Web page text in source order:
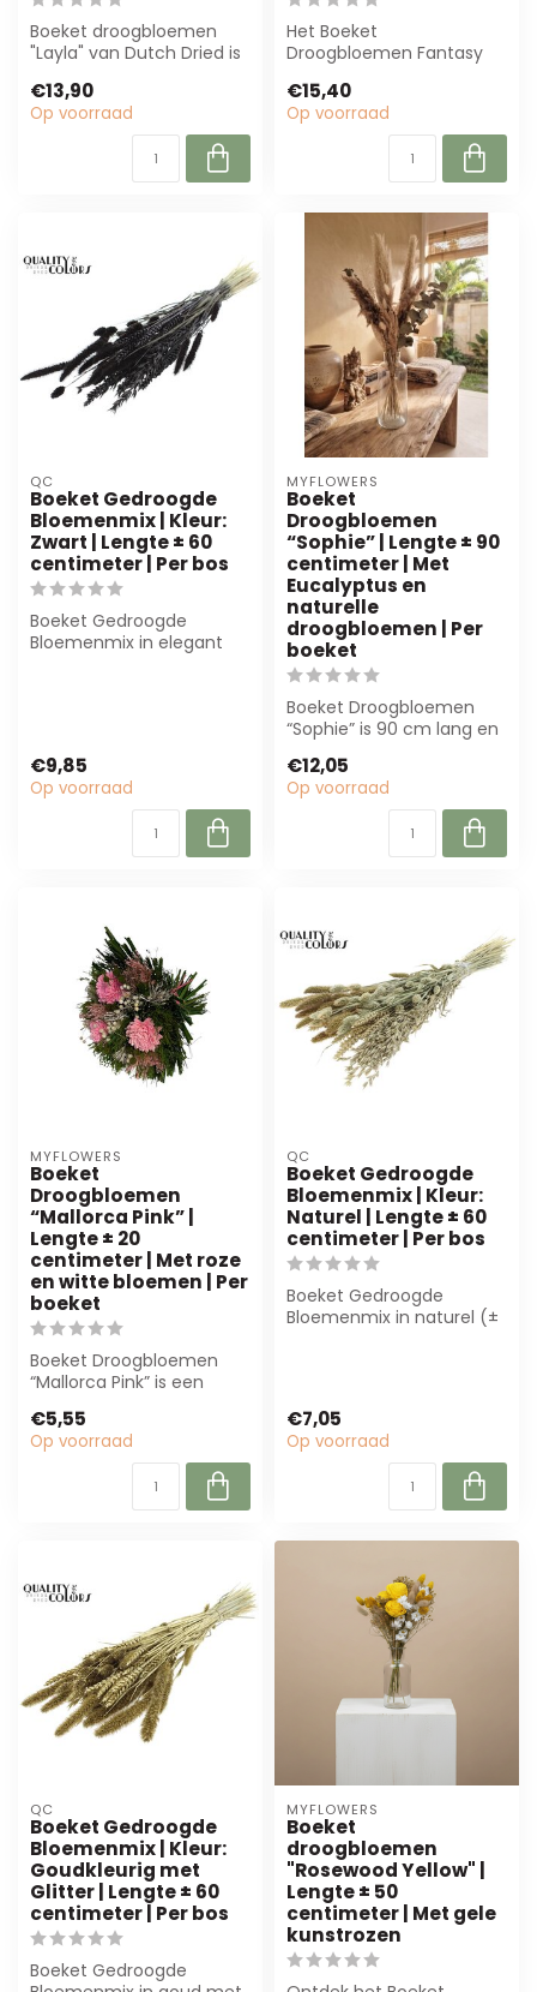
Boeket droogbloemen
"Layla" van Dutch Dried is
warme rood- e...
€13,90
Op voorraad
Het Boeket
Droogbloemen Fantasy
stijlvolle, duurzame de...
€15,40
Op voorraad
QC
Boeket Gedroogde
Bloemenmix | Kleur:
Zwart | Lengte ± 60
centimeter | Per bos
Boeket Gedroogde
Bloemenmix in elegant
€9,85
Op voorraad
MYFLOWERS
Boeket
Droogbloemen
“Sophie” | Lengte ± 90
centimeter | Met
Eucalyptus en
naturelle
droogbloemen | Per
boeket
Boeket Droogbloemen
“Sophie” is 90 cm lang en
met natuurli...
€12,05
Op voorraad
MYFLOWERS
Boeket
Droogbloemen
“Mallorca Pink” |
Lengte ± 20
centimeter | Met roze
en witte bloemen | Per
boeket
Boeket Droogbloemen
“Mallorca Pink” is een
van roze en witt...
€5,55
Op voorraad
QC
Boeket Gedroogde
Bloemenmix | Kleur:
Naturel | Lengte ± 60
centimeter | Per bos
Boeket Gedroogde
Bloemenmix in naturel (±
€7,05
Op voorraad
QC
Boeket Gedroogde
Bloemenmix | Kleur:
Goudkleurig met
Glitter | Lengte ± 60
centimeter | Per bos
Boeket Gedroogde
MYFLOWERS
Boeket
droogbloemen
"Rosewood Yellow" |
Lengte ± 50
centimeter | Met gele
kunstrozen